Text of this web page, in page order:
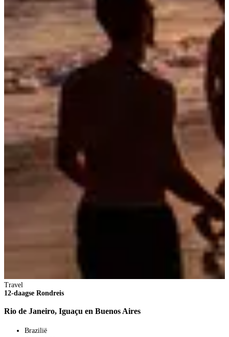
Travel
12-daagse Rondreis
Rio de Janeiro, Iguaçu en Buenos Aires
Brazilië